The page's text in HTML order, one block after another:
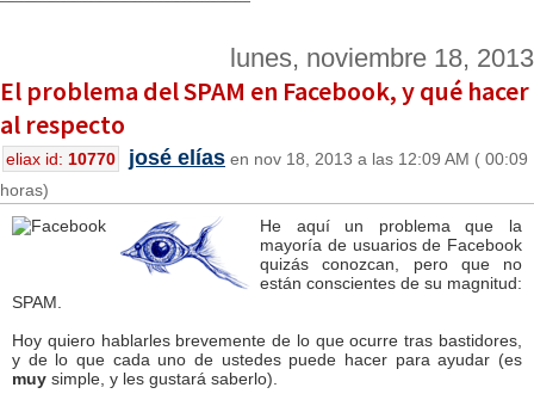
lunes, noviembre 18, 2013
El problema del SPAM en Facebook, y qué hacer
al respecto
eliax id: 10770 josé elías en nov 18, 2013 a las 12:09 AM ( 00:09
horas)
He aquí un problema que la
mayoría de usuarios de Facebook
quizás conozcan, pero que no
están conscientes de su magnitud:
SPAM.
Hoy quiero hablarles brevemente de lo que ocurre tras bastidores,
y de lo que cada uno de ustedes puede hacer para ayudar (es
muy simple, y les gustará saberlo).